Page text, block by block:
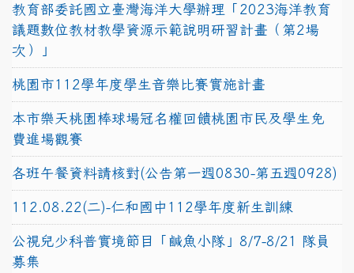
教育部委託國立臺灣海洋大學辦理「2023海洋教育
議題數位教材教學資源示範說明研習計畫（第2場
次）」
桃園市112學年度學生音樂比賽實施計畫
本市樂天桃園棒球場冠名權回饋桃園市民及學生免
費進場觀賽
各班午餐資料請核對(公告第一週0830-第五週0928)
112.08.22(二)-仁和國中112學年度新生訓練
公視兒少科普實境節目「鹹魚小隊」8/7-8/21 隊員
募集